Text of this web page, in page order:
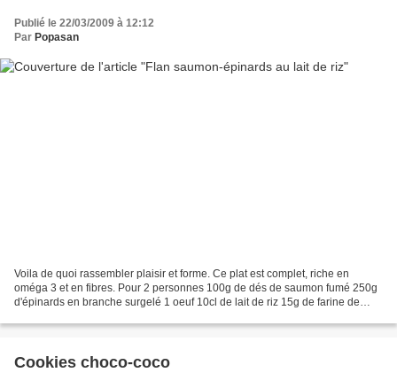
Publié le 22/03/2009 à 12:12
Par Popasan
Voila de quoi rassembler plaisir et forme. Ce plat est complet, riche en
oméga 3 et en fibres. Pour 2 personnes 100g de dés de saumon fumé 250g
d'épinards en branche surgelé 1 oeuf 10cl de lait de riz 15g de farine de
Cookies choco-coco